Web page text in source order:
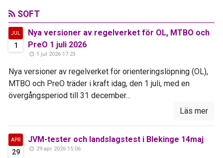
SOFT
JUL
1
Nya versioner av regelverket för OL, MTBO och
PreO 1 juli 2026
1 jul 2026 17:23
Nya versioner av regelverket för orienteringslöpning (OL),
MTBO och PreO träder i kraft idag, den 1 juli, med en
övergångsperiod till 31 december...
Läs mer
APR
29
JVM-tester och landslagstest i Blekinge 14maj
29 apr 2026 15:06